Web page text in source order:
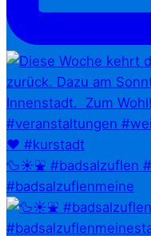
🦆☀️⛲ #badsalzuflen
#badsalzuflenmeine